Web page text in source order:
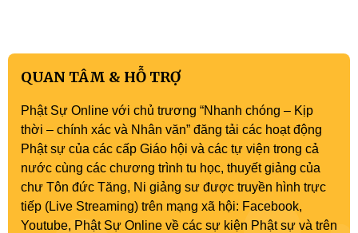
QUAN TÂM & HỖ TRỢ
Phật Sự Online với chủ trương “Nhanh chóng – Kịp
thời – chính xác và Nhân văn” đăng tải các hoạt động
Phật sự của các cấp Giáo hội và các tự viện trong cả
nước cùng các chương trình tu học, thuyết giảng của
chư Tôn đức Tăng, Ni giảng sư được truyền hình trực
tiếp (Live Streaming) trên mạng xã hội: Facebook,
Youtube, Phật Sự Online về các sự kiện Phật sự và trên